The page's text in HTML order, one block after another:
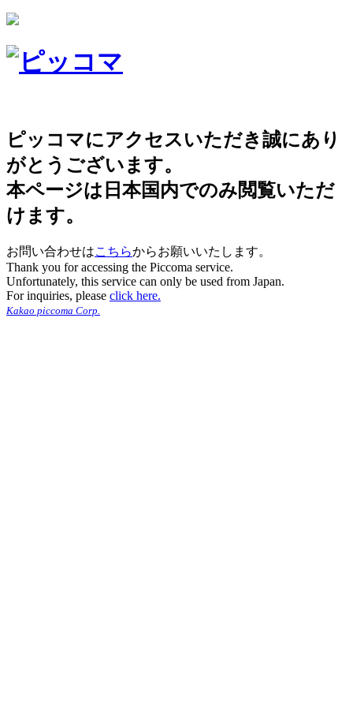
ピッコマにアクセスいただき誠にあり
がとうございます。
本ページは日本国内でのみ閲覧いただ
けます。
お問い合わせはこちらからお願いいたします。
Thank you for accessing the Piccoma service.
Unfortunately, this service can only be used from Japan.
For inquiries, please click here.
Kakao piccoma Corp.